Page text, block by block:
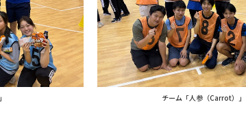
チーム「人参（Carrot）」